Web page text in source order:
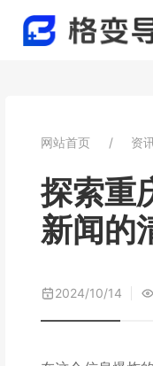
网站首页 资
探索重
新闻的
2024/10/14